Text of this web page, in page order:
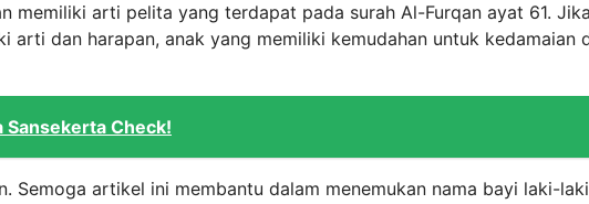
memiliki arti pelita yang terdapat pada surah Al-Furqan ayat 61.
arti dan harapan, anak yang memiliki kemudahan untuk kedamaian
Sansekerta Check!
Semoga artikel ini membantu dalam menemukan nama bayi laki-laki